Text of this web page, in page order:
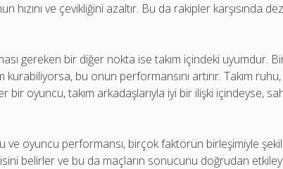
hızını ve çevikliğini azaltır. Bu da rakipler karşısında
gereken bir diğer nokta ise takım içindeki uyumdur.
kurabiliyorsa, bu onun performansını artırır. Takım
bir oyuncu, takım arkadaşlarıyla iyi bir ilişki içindeyse,
ve oyuncu performansı, birçok faktörün birleşimiyle
belirler ve bu da maçların sonucunu doğrudan